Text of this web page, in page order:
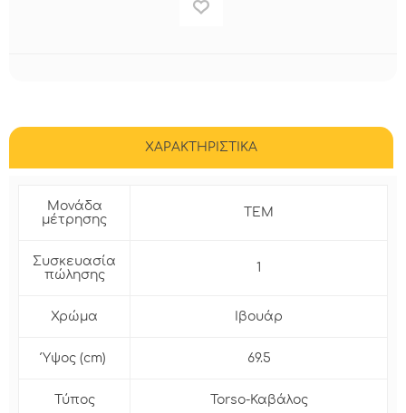
ΧΑΡΑΚΤΗΡΙΣΤΙΚΑ
Μονάδα
μέτρησης
ΤΕΜ
Συσκευασία
πώλησης
1
Χρώμα Ιβουάρ
Ύψος (cm) 69.5
Τύπος Torso-Καβάλος